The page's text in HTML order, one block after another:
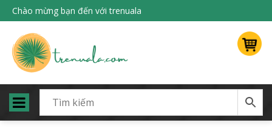
Chào mừng bạn đến với trenuala